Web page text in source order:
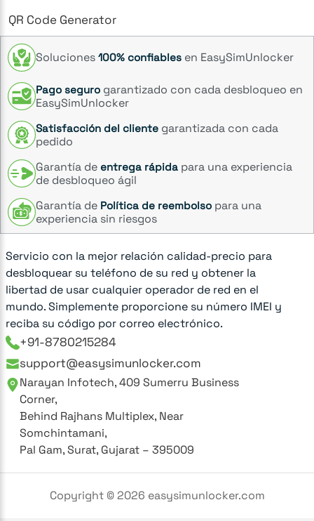
QR Code Generator
Soluciones 100% confiables en EasySimUnlocker
Pago seguro garantizado con cada desbloqueo en
EasySimUnlocker
Satisfacción del cliente garantizada con cada
pedido
Garantía de entrega rápida para una experiencia
de desbloqueo ágil
Garantía de Política de reembolso para una
experiencia sin riesgos
Servicio con la mejor relación calidad-precio para
desbloquear su teléfono de su red y obtener la
libertad de usar cualquier operador de red en el
mundo. Simplemente proporcione su número IMEI y
reciba su código por correo electrónico.
+91-8780215284
support@easysimunlocker.com
Narayan Infotech, 409 Sumerru Business
Corner,
Behind Rajhans Multiplex, Near
Somchintamani,
Pal Gam, Surat, Gujarat – 395009
Copyright ©2026 easysimunlocker.com